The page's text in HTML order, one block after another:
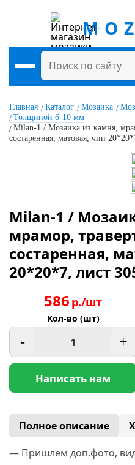
Главная Каталог Мозаика
Толщиной 6-10 мм
Milan-1 / Мозаика из камня,
состаренная, матовая, чип
Milan-1 /
мрамор,
состаренная,
20*20*7, лист
586 р./шт
Кол-во (шт)
- +
Написать нам
Полное описание
— Пришлем доп.фото,